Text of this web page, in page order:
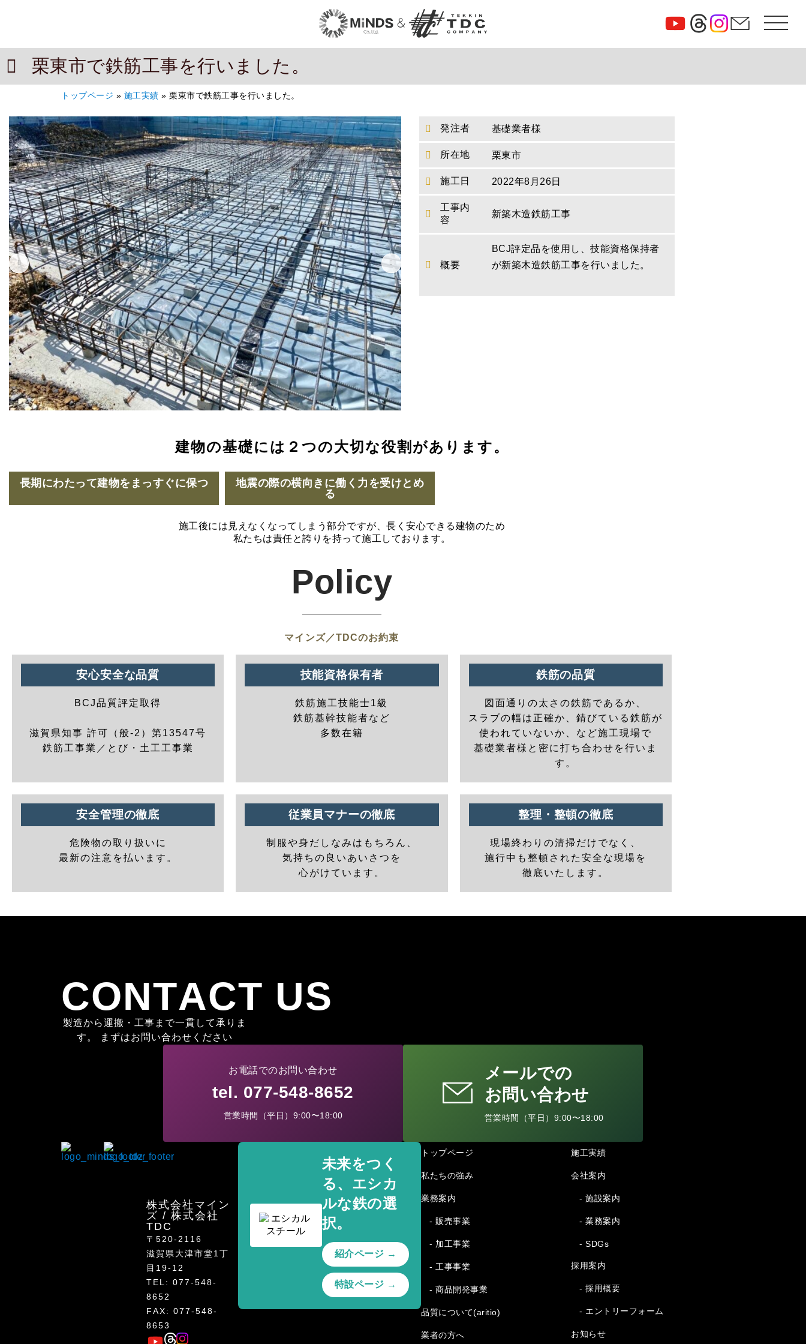
栗東市で鉄筋工事を行いました。
トップページ » 施工実績 » 栗東市で鉄筋工事を行いました。
発注者 基礎業者様
所在地 栗東市
施工日 2022年8月26日
工事内
容
新築木造鉄筋工事
概要
BCJ評定品を使用し、技能資格保持者
が新築木造鉄筋工事を行いました。
建物の基礎には２つの大切な役割があります。
長期にわたって建物をまっすぐに保つ
地震の際の横向きに働く力を受けとめ
る
施工後には見えなくなってしまう部分ですが、長く安心できる建物のため
私たちは責任と誇りを持って施工しております。
Policy
マインズ／TDCのお約束
安心安全な品質
BCJ品質評定取得
滋賀県知事 許可（般-2）第13547号
鉄筋工事業／とび・土工工事業
技能資格保有者
鉄筋施工技能士1級
鉄筋基幹技能者など
多数在籍
鉄筋の品質
図面通りの太さの鉄筋であるか、
スラブの幅は正確か、錆びている鉄筋が
使われていないか、など施工現場で
基礎業者様と密に打ち合わせを行いま
す。
安全管理の徹底
危険物の取り扱いに
最新の注意を払います。
従業員マナーの徹底
制服や身だしなみはもちろん、
気持ちの良いあいさつを
心がけています。
整理・整頓の徹底
現場終わりの清掃だけでなく、
施行中も整頓された安全な現場を
徹底いたします。
CONTACT US
製造から運搬・工事まで一貫して承りま
す。 まずはお問い合わせください
お電話でのお問い合わせ
tel. 077-548-8652
営業時間（平日）9:00〜18:00
メールでの
お問い合わせ
営業時間（平日）9:00〜18:00
株式会社マイン
ズ / 株式会社
TDC
〒520-2116
滋賀県大津市堂1丁
目19-12
TEL: 077-548-
8652
FAX: 077-548-
8653
未来をつく
る、エシカ
ルな鉄の選
択。
紹介ページ →
特設ページ →
トップページ
私たちの強み
業務案内
- 販売事業
- 加工事業
- 工事事業
- 商品開発事業
品質について(aritio)
業者の方へ
施工実績
会社案内
- 施設案内
- 業務案内
- SDGs
採用案内
- 採用概要
- エントリーフォーム
お知らせ